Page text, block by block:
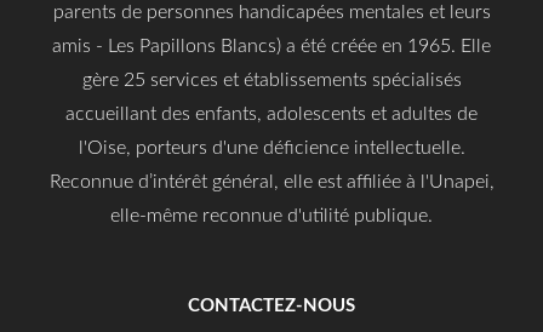
parents de personnes handicapées mentales et leurs
amis - Les Papillons Blancs) a été créée en 1965. Elle
gère 25 services et établissements spécialisés
accueillant des enfants, adolescents et adultes de
l'Oise, porteurs d'une déficience intellectuelle.
Reconnue d’intérêt général, elle est affiliée à l'Unapei,
elle-même reconnue d'utilité publique.
CONTACTEZ-NOUS